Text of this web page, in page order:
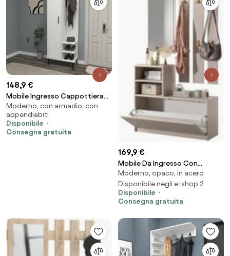
148,9 €
Mobile Ingresso Cappottiera
60 Cm Con Anta Laterale Freia
Bianco
Moderno, con armadio, con
appendiabiti
Disponibile
Consegna gratuita
169,9 €
Mobile Da Ingresso Con
Scarpiera Appendiabiti E
Specchio Lind Tortora
Moderno, opaco, in acero
Disponibile negli e-shop 2
Disponibile
Consegna gratuita